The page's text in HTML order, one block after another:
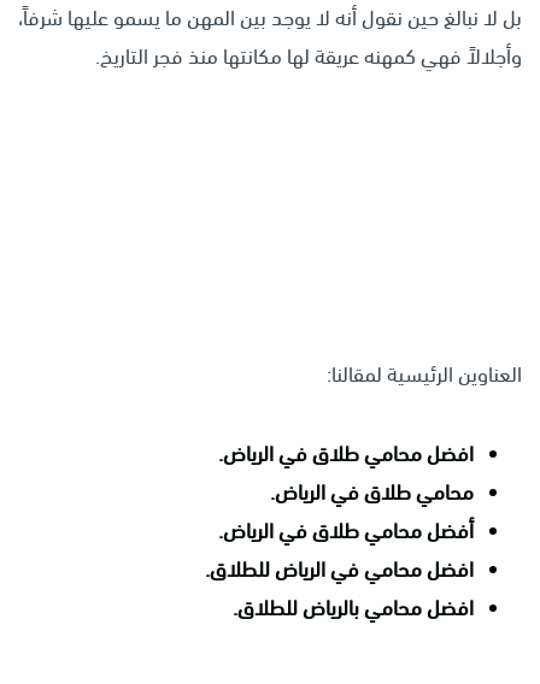
بل لا نبالغ حين نقول أنه لا يوجد بين المهن ما يسمو عليها شرفاً،
وأجلالاً فهي كمهنه عريقة لها مكانتها منذ فجر التاريخ.
العناوين الرئيسية لمقالنا:
افضل محامي طلاق في الرياض.
محامي طلاق في الرياض.
أفضل محامي طلاق في الرياض.
افضل محامي في الرياض للطلاق.
افضل محامي بالرياض للطلاق.